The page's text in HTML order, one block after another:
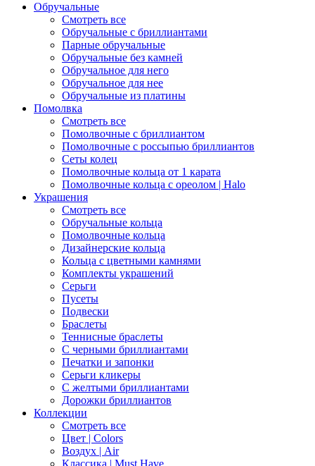
Обручальные
Смотреть все
Обручальные с бриллиантами
Парные обручальные
Обручальные без камней
Обручальное для него
Обручальное для нее
Обручальные из платины
Помолвка
Смотреть все
Помолвочные с бриллиантом
Помолвочные с россыпью бриллиантов
Сеты колец
Помолвочные кольца от 1 карата
Помолвочные кольца с ореолом | Halo
Украшения
Смотреть все
Обручальные кольца
Помолвочные кольца
Дизайнерские кольца
Кольца с цветными камнями
Комплекты украшений
Серьги
Пусеты
Подвески
Браслеты
Теннисные браслеты
C черными бриллиантами
Печатки и запонки
Серьги кликеры
С желтыми бриллиантами
Дорожки бриллиантов
Коллекции
Смотреть все
Цвет | Colors
Воздух | Air
Классика | Must Have